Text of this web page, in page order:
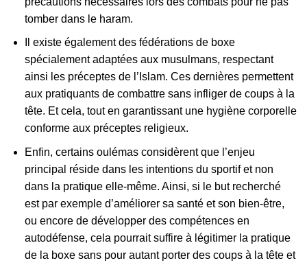
tomber dans le haram.
Il existe également des fédérations de boxe
spécialement adaptées aux musulmans, respectant
ainsi les préceptes de l’Islam. Ces dernières permettent
aux pratiquants de combattre sans infliger de coups à la
tête. Et cela, tout en garantissant une hygiène corporelle
conforme aux préceptes religieux.
Enfin, certains oulémas considèrent que l’enjeu
principal réside dans les intentions du sportif et non
dans la pratique elle-même. Ainsi, si le but recherché
est par exemple d’améliorer sa santé et son bien-être,
ou encore de développer des compétences en
autodéfense, cela pourrait suffire à légitimer la pratique
de la boxe sans pour autant porter des coups à la tête et